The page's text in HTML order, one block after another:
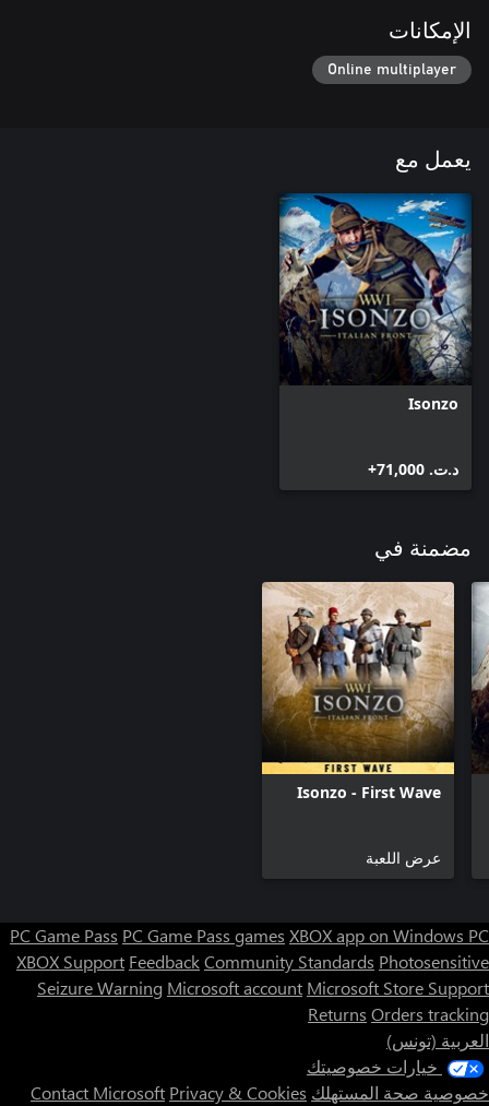
مستحضرات التجميل فقط.
الإمكانات
Online multiplayer
يعمل مع
Isonzo
د.ت.‏ 71,000+
مضمنة في
Isonzo - First Wave
عرض اللعبة
PC Game Pass PC Game Pass games XBOX app on Windows PC
XBOX Support FeedbackCommunity Standards Photosensitive
Seizure Warning Microsoft account Microsoft Store Support
Returns Orders tracking
العربية (تونس)
خيارات خصوصيتك
خصوصية صحة المستهلك
Contact Microsoft Privacy & Cookies